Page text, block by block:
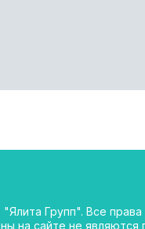
Групп". Все
на сайте не являются